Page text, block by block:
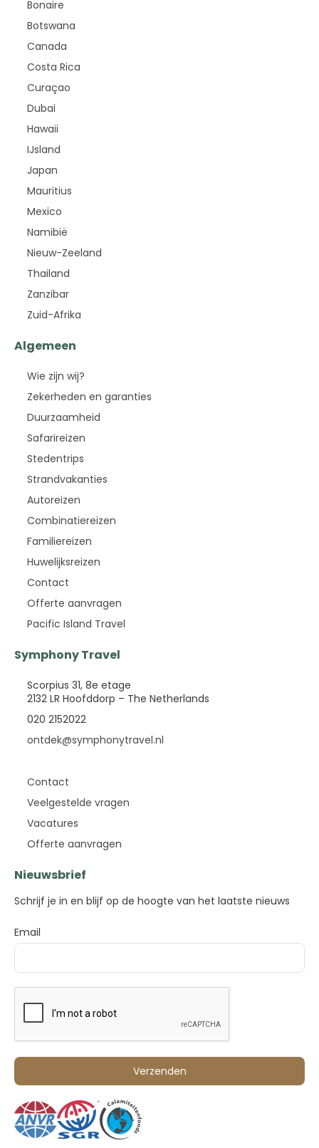
Bonaire
Botswana
Canada
Costa Rica
Curaçao
Dubai
Hawaii
IJsland
Japan
Mauritius
Mexico
Namibië
Nieuw-Zeeland
Thailand
Zanzibar
Zuid-Afrika
Algemeen
Wie zijn wij?
Zekerheden en garanties
Duurzaamheid
Safarireizen
Stedentrips
Strandvakanties
Autoreizen
Combinatiereizen
Familiereizen
Huwelijksreizen
Contact
Offerte aanvragen
Pacific Island Travel
Symphony Travel
Scorpius 31, 8e etage
2132 LR Hoofddorp – The Netherlands
020 2152022
ontdek@symphonytravel.nl
Contact
Veelgestelde vragen
Vacatures
Offerte aanvragen
Nieuwsbrief
Schrijf je in en blijf op de hoogte van het laatste nieuws
Email